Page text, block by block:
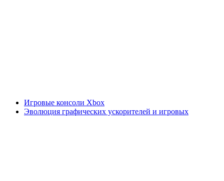
Игровые консоли Xbox
Эволюция графических ускорителей и игровых